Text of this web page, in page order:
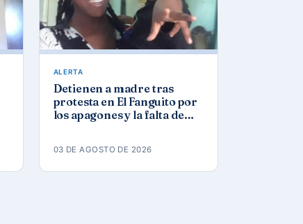
ALERTA
Detienen a madre tras
protesta en El Fanguito por
los apagones y la falta de
03 DE AGOSTO DE 2026